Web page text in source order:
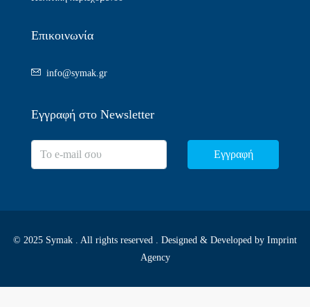
Επικοινωνία
info@symak.gr
Εγγραφή στο Newsletter
Εγγραφή
© 2025 Symak . All rights reserved . Designed & Developed by Imprint
Agency